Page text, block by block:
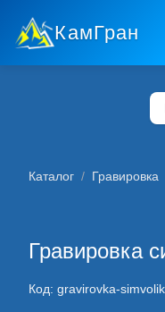
КамГран
Каталог / Гравировка
Гравировка
Код: gravirovka-